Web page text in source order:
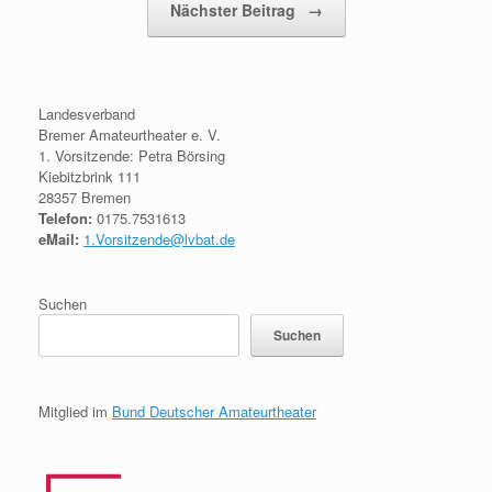
Nächster Beitrag →
Landesverband
Bremer Amateurtheater e. V.
1. Vorsitzende: Petra Börsing
Kiebitzbrink 111
28357 Bremen
Telefon: 0175.7531613
eMail: 1.Vorsitzende@lvbat.de
Suchen
Suchen
Mitglied im Bund Deutscher Amateurtheater